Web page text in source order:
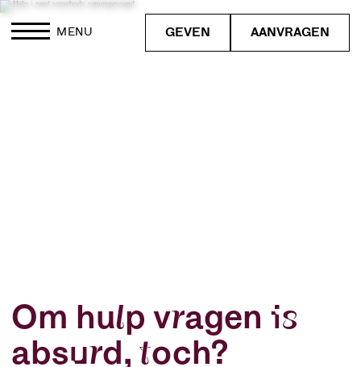
GEVEN AANVRAGEN
MENU
Om hulp vragen is
absurd, toch?